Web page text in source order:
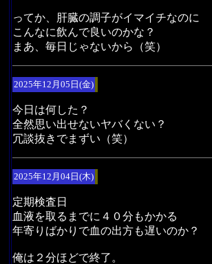
ってか、肝臓の調子がイマイチなのに
こんなに飲んで良いのかな？
まあ、毎日じゃないから（笑）
2025年12月05日(金)
今日は何した？
全然思い出せないヤバくない？
冗談抜きでまずい（笑）
2025年12月04日(木)
定期検査日
血液を取るまでに４０分もかかる
年寄りばかりで血の出方も遅いのか？
俺は２分ほどで終了。